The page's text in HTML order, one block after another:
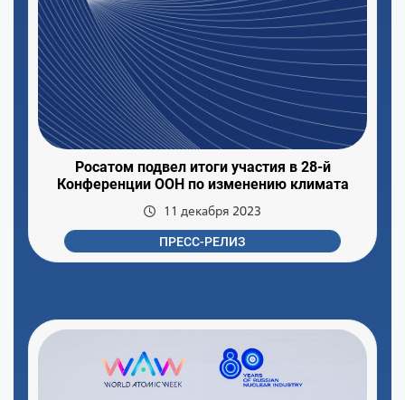
Росатом подвел итоги участия в 28-й
Конференции ООН по изменению климата
11 декабря 2023
ПРЕСС-РЕЛИЗ